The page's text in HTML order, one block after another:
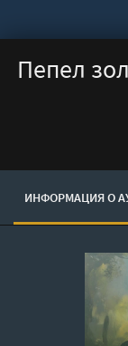
Пепел
ИНФОРМАЦИЯ О